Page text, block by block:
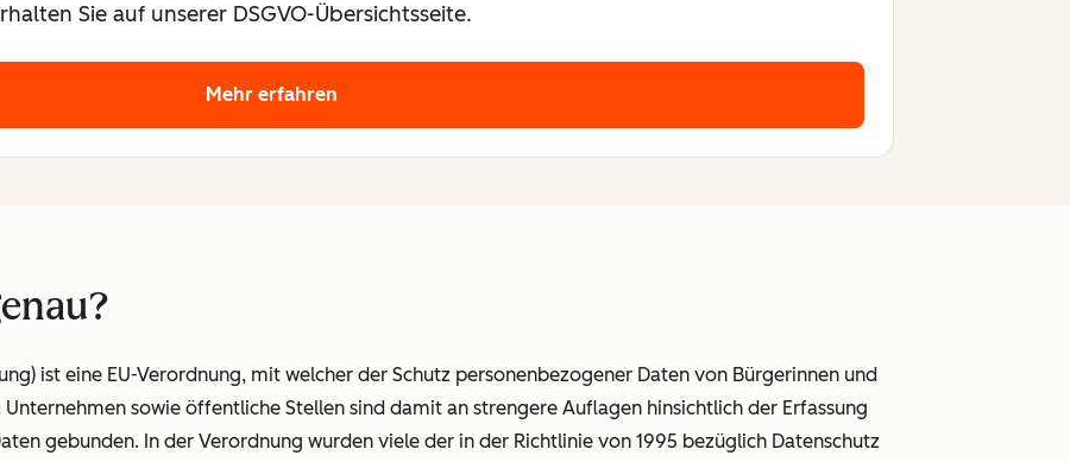
Sie auf unserer DSGVO-Übersichtsseite.
Mehr erfahren
ist eine EU-Verordnung, mit welcher der Schutz personenbezogener Daten von Bürgerinnen und
sowie öffentliche Stellen sind damit an strengere Auflagen hinsichtlich der Erfassung
gebunden. In der Verordnung wurden viele der in der Richtlinie von 1995 bezüglich Datenschutz